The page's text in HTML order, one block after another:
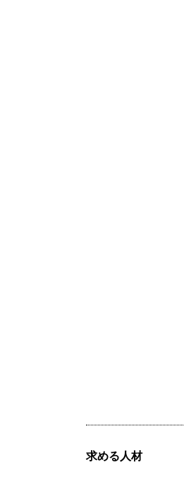
求める人材